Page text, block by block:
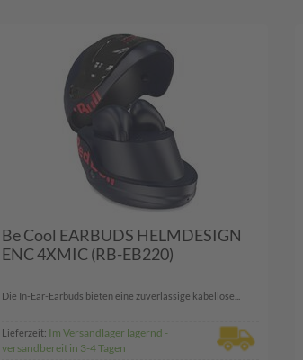
Be Cool EARBUDS HELMDESIGN
ENC 4XMIC (RB-EB220)
Die In-Ear-Earbuds bieten eine zuverlässige kabellose...
Lieferzeit: Im Versandlager lagernd -
versandbereit in 3-4 Tagen